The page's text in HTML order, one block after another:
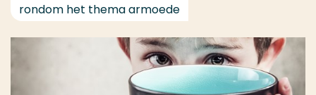
rondom het thema armoede